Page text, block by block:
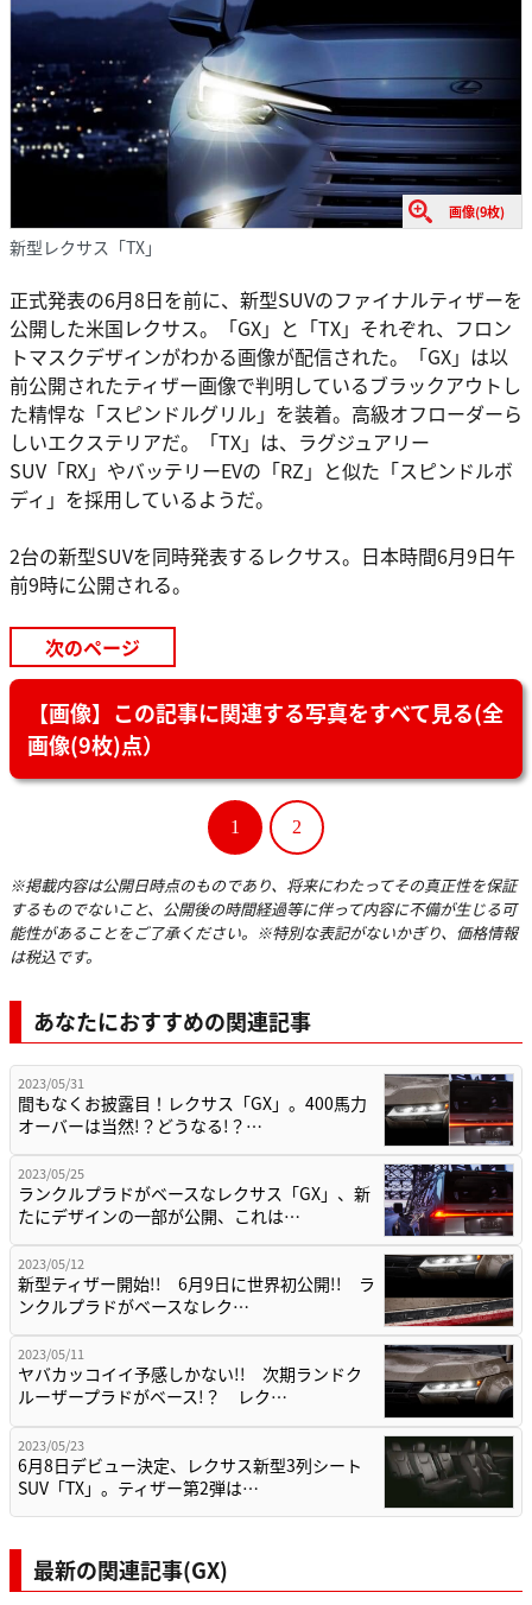
画像(9枚)
新型レクサス「TX」
正式発表の6月8日を前に、新型SUVのファイナルティザーを
公開した米国レクサス。「GX」と「TX」それぞれ、フロン
トマスクデザインがわかる画像が配信された。「GX」は以
前公開されたティザー画像で判明しているブラックアウトし
た精悍な「スピンドルグリル」を装着。高級オフローダーら
しいエクステリアだ。「TX」は、ラグジュアリー
SUV「RX」やバッテリーEVの「RZ」と似た「スピンドルボ
ディ」を採用しているようだ。
2台の新型SUVを同時発表するレクサス。日本時間6月9日午
前9時に公開される。
次のページ
【画像】この記事に関連する写真をすべて見る(全
画像(9枚)点）
1 2
※掲載内容は公開日時点のものであり、将来にわたってその真正性を保証
するものでないこと、公開後の時間経過等に伴って内容に不備が生じる可
能性があることをご了承ください。※特別な表記がないかぎり、価格情報
は税込です。
あなたにおすすめの関連記事
2023/05/31
間もなくお披露目！レクサス「GX」。400馬力
オーバーは当然!？どうなる!？…
2023/05/25
ランクルプラドがベースなレクサス「GX」、新
たにデザインの一部が公開、これは…
2023/05/12
新型ティザー開始!! 6月9日に世界初公開!! ラ
ンクルプラドがベースなレク…
2023/05/11
ヤバカッコイイ予感しかない!! 次期ランドク
ルーザープラドがベース!？ レク…
2023/05/23
6月8日デビュー決定、レクサス新型3列シート
SUV「TX」。ティザー第2弾は…
最新の関連記事(GX)